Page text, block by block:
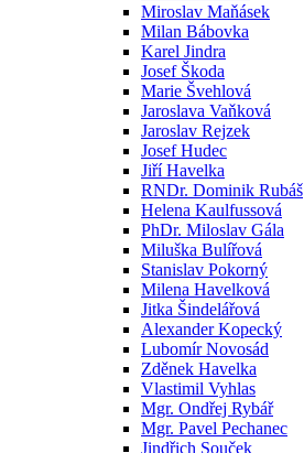
Miroslav Maňásek
Milan Bábovka
Karel Jindra
Josef Škoda
Marie Švehlová
Jaroslava Vaňková
Jaroslav Rejzek
Josef Hudec
Jiří Havelka
RNDr. Dominik Rubáš
Helena Kaulfussová
PhDr. Miloslav Gála
Miluška Bulířová
Stanislav Pokorný
Milena Havelková
Jitka Šindelářová
Alexander Kopecký
Lubomír Novosád
Zděnek Havelka
Vlastimil Vyhlas
Mgr. Ondřej Rybář
Mgr. Pavel Pechanec
Jindřich Souček